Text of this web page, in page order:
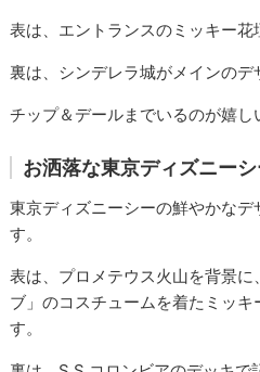
表は、エントランスのミッキー花
裏は、シンデレラ城がメインのデ
チップ＆デールまでいるのが嬉し
お洒落な東京ディズニー
東京ディズニーシーの鮮やかな
す。
表は、プロメテウス火山を背景
ブ」のコスチュームを着たミッ
す。